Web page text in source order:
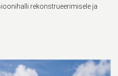
rekonstrueerimisele ja